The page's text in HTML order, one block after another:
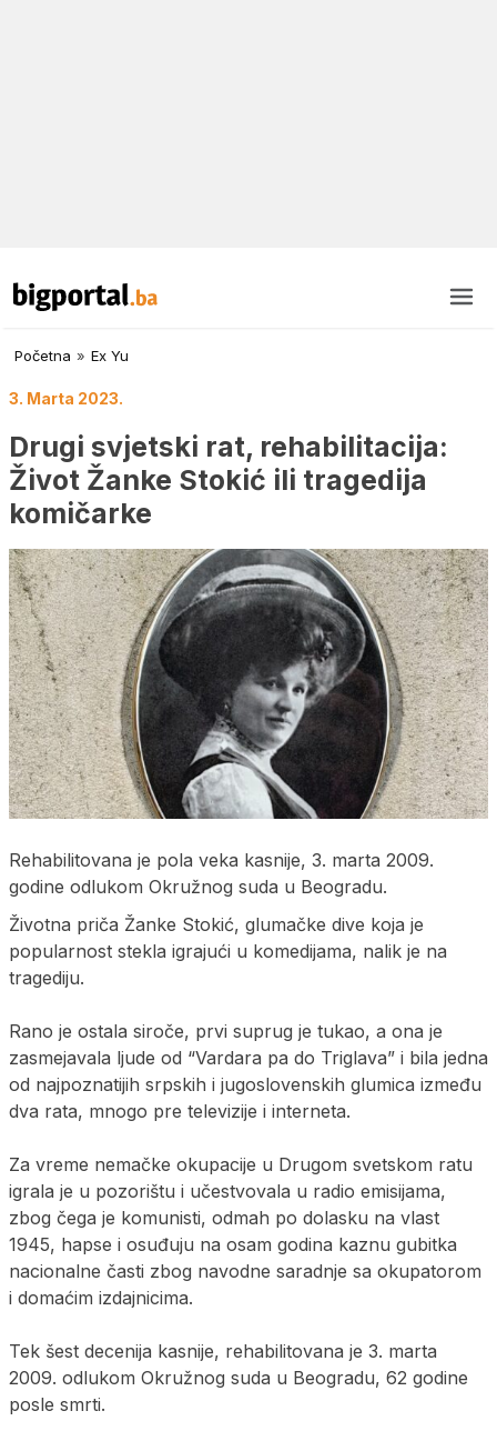
Početna » Ex Yu
3. Marta 2023.
Drugi svjetski rat, rehabilitacija:
Život Žanke Stokić ili tragedija
komičarke
Rehabilitovana je pola veka kasnije, 3. marta 2009.
godine odlukom Okružnog suda u Beogradu.
Životna priča Žanke Stokić, glumačke dive koja je
popularnost stekla igrajući u komedijama, nalik je na
tragediju.
Rano je ostala siroče, prvi suprug je tukao, a ona je
zasmejavala ljude od “Vardara pa do Triglava” i bila jedna
od najpoznatijih srpskih i jugoslovenskih glumica između
dva rata, mnogo pre televizije i interneta.
Za vreme nemačke okupacije u Drugom svetskom ratu
igrala je u pozorištu i učestvovala u radio emisijama,
zbog čega je komunisti, odmah po dolasku na vlast
1945, hapse i osuđuju na osam godina kaznu gubitka
nacionalne časti zbog navodne saradnje sa okupatorom
i domaćim izdajnicima.
Tek šest decenija kasnije, rehabilitovana je 3. marta
2009. odlukom Okružnog suda u Beogradu, 62 godine
posle smrti.